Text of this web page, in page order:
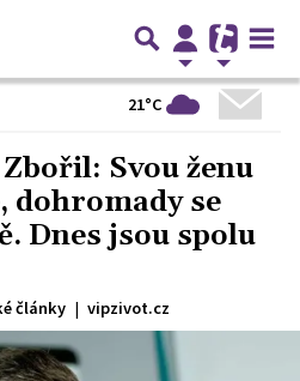
21°C
Svou ženu
dohromady se
Dnes jsou spolu
články | vipzivot.cz